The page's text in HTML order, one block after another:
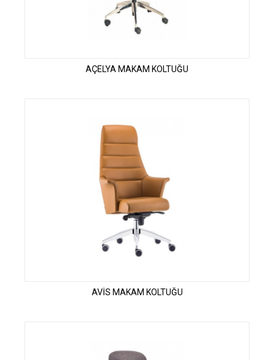
AÇELYA MAKAM KOLTUĞU
AVİS MAKAM KOLTUĞU